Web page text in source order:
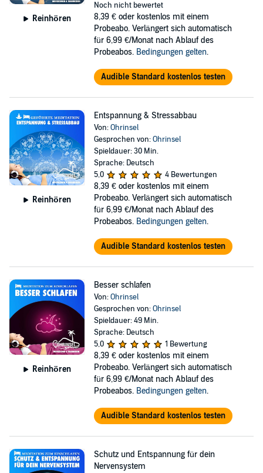
Reinhören
Noch nicht bewertet
8,39 € oder kostenlos mit einem
Probeabo. Verlängert sich automatisch
für 6,99 €/Monat nach Ablauf des
Probeabos. Bedingungen gelten.
Audible Standard kostenlos testen
Reinhören
Entspannung & Stressabbau
Von:Ohrinsel
Gesprochen von:Ohrinsel
Spieldauer: 30 Min.
Sprache: Deutsch
5,0
4 Bewertungen
8,39 € oder kostenlos mit einem
Probeabo. Verlängert sich automatisch
für 6,99 €/Monat nach Ablauf des
Probeabos. Bedingungen gelten.
Audible Standard kostenlos testen
Reinhören
Besser schlafen
Von:Ohrinsel
Gesprochen von:Ohrinsel
Spieldauer: 49 Min.
Sprache: Deutsch
5,0
1 Bewertung
8,39 € oder kostenlos mit einem
Probeabo. Verlängert sich automatisch
für 6,99 €/Monat nach Ablauf des
Probeabos. Bedingungen gelten.
Audible Standard kostenlos testen
Schutz und Entspannung für dein
Nervensystem